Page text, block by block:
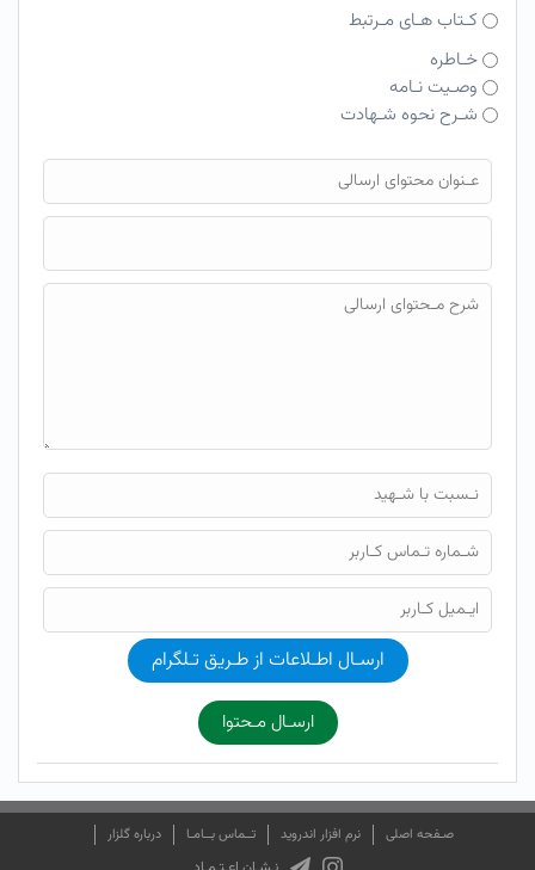
کـتاب هـای مـرتبط
خـاطره
وصـیت نـامه
شـرح نحوه شـهادت
فایل محتوای ارسالی
ارسـال اطـلاعات از طـریق تـلگرام
ارسـال مـحتوا
صـفحه اصلی نرم افزار اندروید تــماس بــامـا درباره گلزار